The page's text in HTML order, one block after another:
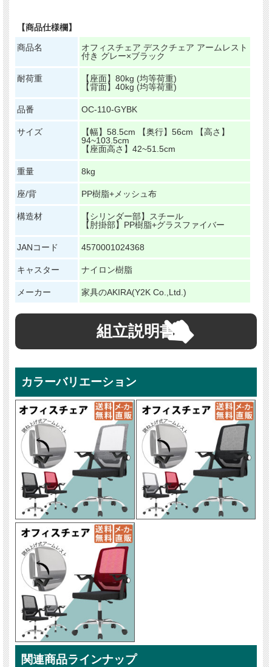
【商品仕様欄】
商品名
オフィスチェア デスクチェア アームレスト
付き グレー×ブラック
耐荷重
【座面】80kg (均等荷重)
【背面】40kg (均等荷重)
品番 OC-110-GYBK
サイズ
【幅】58.5cm 【奥行】56cm 【高さ】
94~103.5cm
【座面高さ】42~51.5cm
重量 8kg
座/背 PP樹脂+メッシュ布
構造材
【シリンダー部】スチール
【肘掛部】PP樹脂+グラスファイバー
JANコード 4570001024368
キャスター ナイロン樹脂
メーカー 家具のAKIRA(Y2K Co.,Ltd.)
組立説明書
カラーバリエーション
関連商品ラインナップ